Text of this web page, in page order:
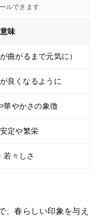
意味
曲がるまで元気に）
良くなるように
華やかさの象徴
定や繁栄
若々しさ
、春らしい印象を与え